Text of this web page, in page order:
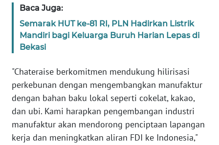
Baca Juga:
Semarak HUT ke-81 RI, PLN Hadirkan Listrik
Mandiri bagi Keluarga Buruh Harian Lepas di
Bekasi
"Chateraise berkomitmen mendukung hilirisasi
perkebunan dengan mengembangkan manufaktur
dengan bahan baku lokal seperti cokelat, kakao,
dan ubi. Kami harapkan pengembangan industri
manufaktur akan mendorong penciptaan lapangan
kerja dan meningkatkan aliran FDI ke Indonesia,"
WN
SUMSEL
BENGKULU
WN
LAMPUNG